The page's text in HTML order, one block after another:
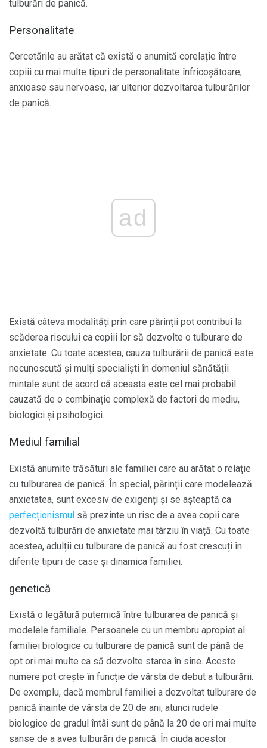
tulburări de panică.
Personalitate
Cercetările au arătat că există o anumită corelație între
copiii cu mai multe tipuri de personalitate înfricoșătoare,
anxioase sau nervoase, iar ulterior dezvoltarea tulburărilor
de panică.
ad
Există câteva modalități prin care părinții pot contribui la
scăderea riscului ca copiii lor să dezvolte o tulburare de
anxietate. Cu toate acestea, cauza tulburării de panică este
necunoscută și mulți specialiști în domeniul sănătății
mintale sunt de acord că aceasta este cel mai probabil
cauzată de o combinație complexă de factori de mediu,
biologici și psihologici.
Mediul familial
Există anumite trăsături ale familiei care au arătat o relație
cu tulburarea de panică. În special, părinții care modelează
anxietatea, sunt excesiv de exigenți și se așteaptă ca
perfecționismul să prezinte un risc de a avea copii care
dezvoltă tulburări de anxietate mai târziu în viață. Cu toate
acestea, adulții cu tulburare de panică au fost crescuți în
diferite tipuri de case și dinamica familiei.
genetică
Există o legătură puternică între tulburarea de panică și
modelele familiale. Persoanele cu un membru apropiat al
familiei biologice cu tulburare de panică sunt de până de
opt ori mai multe ca să dezvolte starea în sine. Aceste
numere pot crește în funcție de vârsta de debut a tulburării.
De exemplu, dacă membrul familiei a dezvoltat tulburare de
panică înainte de vârsta de 20 de ani, atunci rudele
biologice de gradul întâi sunt de până la 20 de ori mai multe
sanse de a avea tulburări de panică. În ciuda acestor